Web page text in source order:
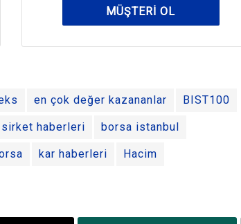
MÜŞTERI OL
en çok değer kazananlar BIST100
sirket haberleri borsa istanbul
kar haberleri Hacim